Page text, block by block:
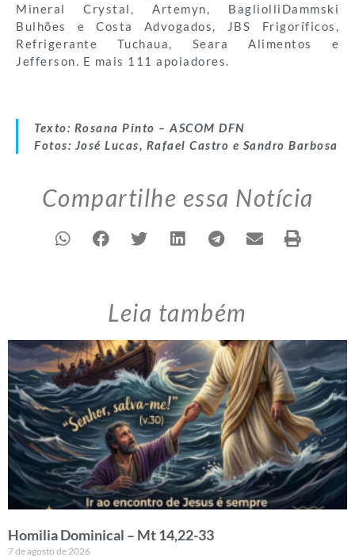
Mineral Crystal, Artemyn, BagliolliDammski
Bulhões e Costa Advogados, JBS Frigoríficos,
Refrigerante Tuchaua, Seara Alimentos e
Jefferson. E mais 111 apoiadores.
Texto: Rosana Pinto – ASCOM DFN
Fotos: José Lucas, Rafael Castro e Sandro Barbosa
Compartilhe essa Notícia
Leia também
Homilia Dominical – Mt 14,22-33
7 de agosto de 2026